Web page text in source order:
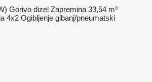
Gorivo dizel Zapremina 33,54 m³
4x2 Ogibljenje gibanj/pneumatski